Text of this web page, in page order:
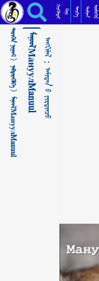
ᠮᠠᠨᠤᠤᠯМануулManuul ᠠᠮᠢᠲᠠᠨ ᠤ᠋ ᠶᠢᠷᠲᠢᠨᠴᠦ ᠬᠡᠦᠬᠡᠯᠳᠡᠢ ᠺᠢᠨᠣ᠋ ᠲᠡᠦᠬᠡ ᠳᠣᠮᠣᠭ ᠥᠯᠢᠭᠡᠷ
ᠲᠡᠷᠢᠭᠦᠨ ᠨᠢᠭᠤᠷ >
ᠨᠡᠪᠲᠡᠷᠡᠭᠦᠯᠭᠡ >
ᠮᠠᠨᠤᠤᠯМануулManuul
ᠮᠠᠨᠤᠤᠯМануулManuul ᠠᠩᠭᠢᠯᠠᠯ：
ᠠᠮᠢᠲᠠᠨ ᠤ᠋ ᠶᠢᠷᠲᠢᠨᠴᠦ